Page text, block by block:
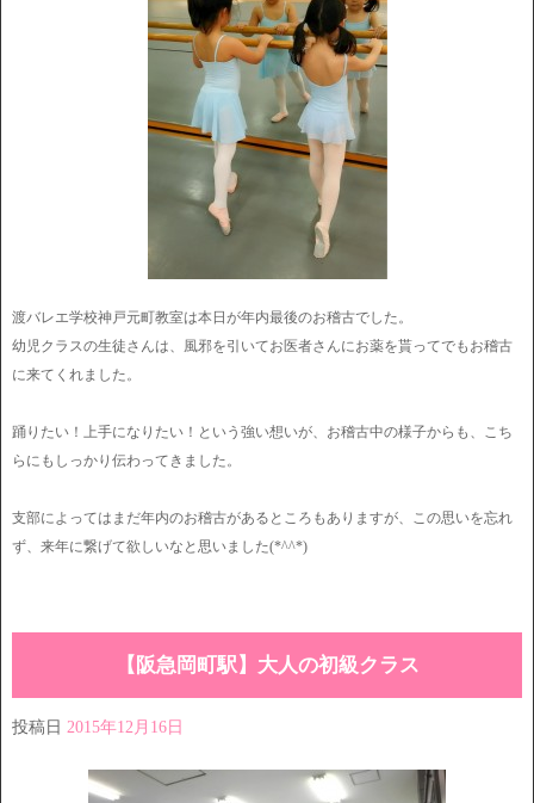
渡バレエ学校神戸元町教室は本日が年内最後のお稽古でした。
幼児クラスの生徒さんは、風邪を引いてお医者さんにお薬を貰ってでもお稽古
に来てくれました。
踊りたい！上手になりたい！という強い想いが、お稽古中の様子からも、こち
らにもしっかり伝わってきました。
支部によってはまだ年内のお稽古があるところもありますが、この思いを忘れ
ず、来年に繋げて欲しいなと思いました(*^^*)
【阪急岡町駅】大人の初級クラス
投稿日 2015年12月16日